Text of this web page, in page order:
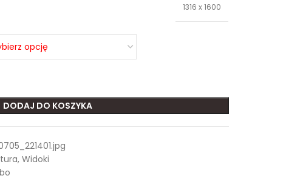
1316 x 1600
DODAJ DO KOSZYKA
, Widoki